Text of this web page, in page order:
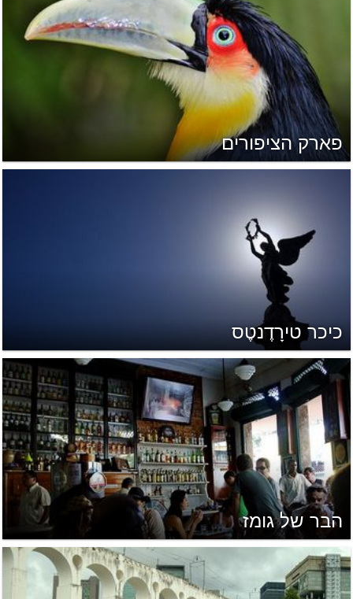
פארק הציפורים
כיכר טירָדֶנטֶס
הבר של גומז